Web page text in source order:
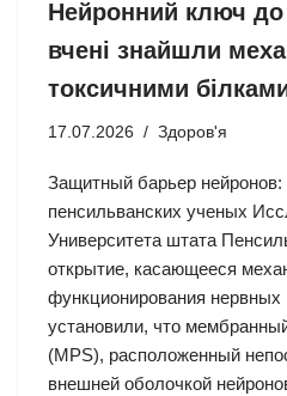
Нейронний ключ
вчені знайшли
токсичними
17.07.2026 Здоров'я
Защитный барьер нейронов:
пенсильванских ученых
Университета штата
открытие, касающееся
функционирования нервных
установили, что
(MPS), расположенный
внешней оболочкой